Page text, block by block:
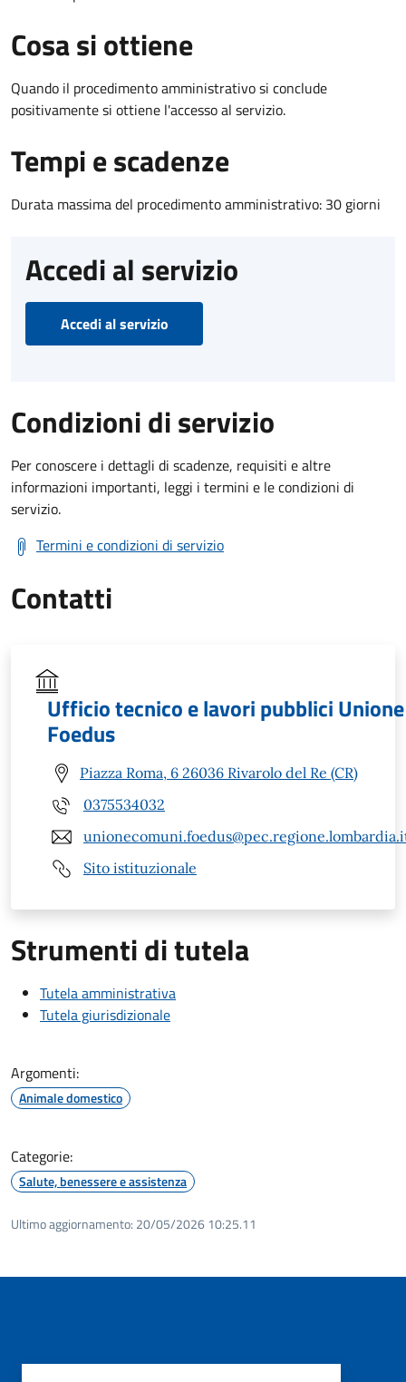
Cosa si ottiene
Quando il procedimento amministrativo si conclude
positivamente si ottiene l'accesso al servizio.
Tempi e scadenze
Durata massima del procedimento amministrativo: 30 giorni
Accedi al servizio
Accedi al servizio
Condizioni di servizio
Per conoscere i dettagli di scadenze, requisiti e altre
informazioni importanti, leggi i termini e le condizioni di
servizio.
Termini e condizioni di servizio
Contatti
Ufficio tecnico e lavori pubblici Unione
Foedus
Piazza Roma, 6 26036 Rivarolo del Re (CR)
0375534032
Sito istituzionale
Strumenti di tutela
Tutela amministrativa
Tutela giurisdizionale
Argomenti:
Animale domestico
Categorie:
Salute, benessere e assistenza
Ultimo aggiornamento: 20/05/2026 10:25.11